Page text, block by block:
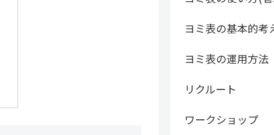
ヨミ表の基本的考
ヨミ表の運用方法
リクルート
ワークショップ